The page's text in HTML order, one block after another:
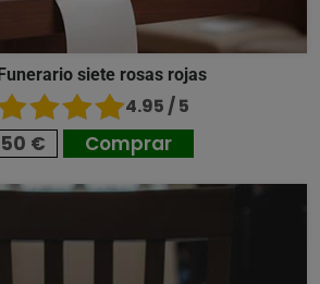
siete rosas rojas
4.95 / 5
€ Comprar